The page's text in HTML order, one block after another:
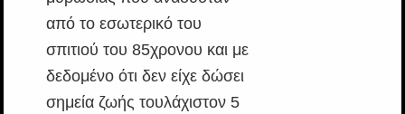
από το εσωτερικό του
σπιτιού του 85χρονου και με
δεδομένο ότι δεν είχε δώσει
σημεία ζωής τουλάχιστον 5